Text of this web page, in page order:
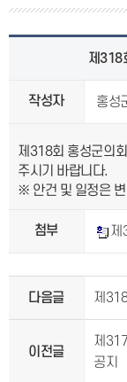
제318
작성자 홍성
제318회 홍성군의
주시기 바랍니다.
※ 안건 및 일정은
첨부 제
다음글 제
이전글
제
공지